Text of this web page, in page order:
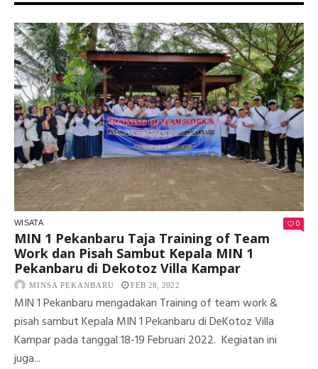
WISATA 0
MIN 1 Pekanbaru Taja Training of Team
Work dan Pisah Sambut Kepala MIN 1
Pekanbaru di Dekotoz Villa Kampar
MINSA PEKANBARU FEB 28, 2022
MIN 1 Pekanbaru mengadakan Training of team work &
pisah sambut Kepala MIN 1 Pekanbaru di DeKotoz Villa
Kampar pada tanggal 18-19 Februari 2022. Kegiatan ini
juga...